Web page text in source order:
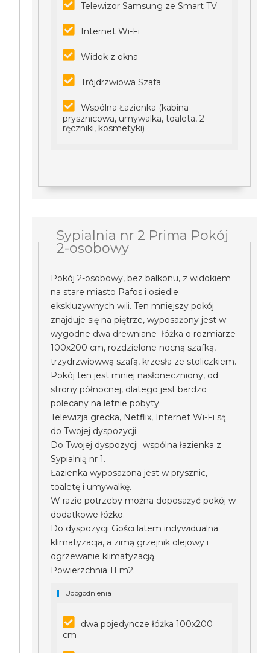
Telewizor Samsung ze Smart TV
Internet Wi-Fi
Widok z okna
Trójdrzwiowa Szafa
Wspólna Łazienka (kabina
prysznicowa, umywalka, toaleta, 2
ręczniki, kosmetyki)
Sypialnia nr 2 Prima Pokój
2-osobowy
Pokój 2-osobowy, bez balkonu, z widokiem
na stare miasto Pafos i osiedle
ekskluzywnych wili. Ten mniejszy pokój
znajduje się na piętrze, wyposażony jest w
wygodne dwa drewniane łóżka o rozmiarze
100x200 cm, rozdzielone nocną szafką,
trzydrzwiowwą szafą, krzesła ze stoliczkiem.
Pokój ten jest mniej nasłoneczniony, od
strony północnej, dlatego jest bardzo
polecany na letnie pobyty.
Telewizja grecka, Netflix, Internet Wi-Fi są
do Twojej dyspozycji.
Do Twojej dyspozycji wspólna łazienka z
Sypialnią nr 1.
Łazienka wyposażona jest w prysznic,
toaletę i umywalkę.
W razie potrzeby można doposażyć pokój w
dodatkowe łóżko.
Do dyspozycji Gości latem indywidualna
klimatyzacja, a zimą grzejnik olejowy i
ogrzewanie klimatyzacją.
Powierzchnia 11 m2.
Udogodnienia
dwa pojedyncze łóżka 100x200
cm